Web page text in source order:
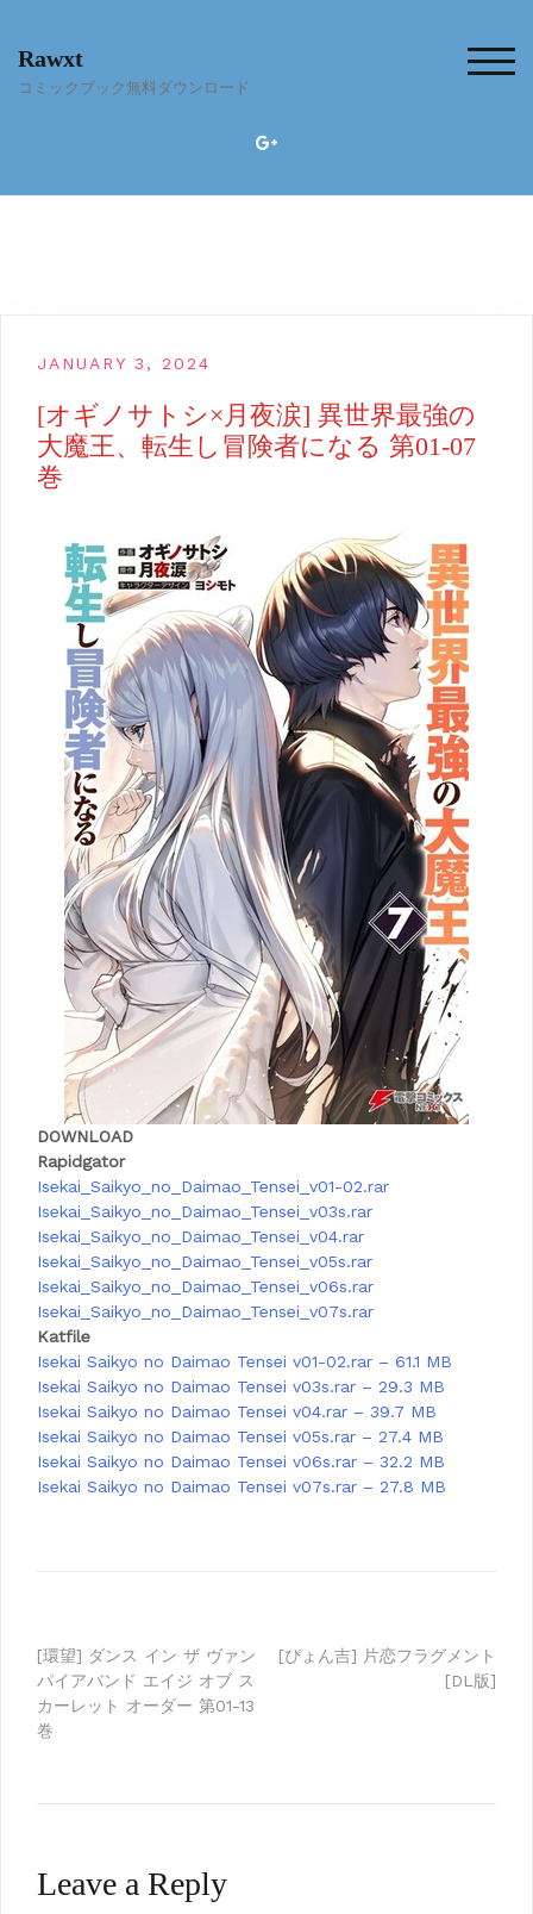
content
Rawxt
コミックブック無料ダウンロード
JANUARY 3, 2024
[オギノサトシ×月夜涙] 異世界最強の
大魔王、転生し冒険者になる 第01-07
巻
DOWNLOAD
Rapidgator
Isekai_Saikyo_no_Daimao_Tensei_v01-02.rar
Isekai_Saikyo_no_Daimao_Tensei_v03s.rar
Isekai_Saikyo_no_Daimao_Tensei_v04.rar
Isekai_Saikyo_no_Daimao_Tensei_v05s.rar
Isekai_Saikyo_no_Daimao_Tensei_v06s.rar
Isekai_Saikyo_no_Daimao_Tensei_v07s.rar
Katfile
Isekai Saikyo no Daimao Tensei v01-02.rar – 61.1 MB
Isekai Saikyo no Daimao Tensei v03s.rar – 29.3 MB
Isekai Saikyo no Daimao Tensei v04.rar – 39.7 MB
Isekai Saikyo no Daimao Tensei v05s.rar – 27.4 MB
Isekai Saikyo no Daimao Tensei v06s.rar – 32.2 MB
Isekai Saikyo no Daimao Tensei v07s.rar – 27.8 MB
Post
navigation
[環望] ダンス イン ザ ヴァン
パイアバンド エイジ オブ ス
カーレット オーダー 第01-13
巻
[ぴょん吉] 片恋フラグメント
[DL版]
Leave a Reply